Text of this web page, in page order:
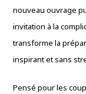
nouveau ouvrage
invitation à la
transforme la
inspirant et sans
Pensé pour les